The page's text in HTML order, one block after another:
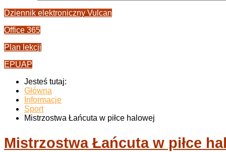
Dziennik elektroniczny Vulcan
Office 365
Plan lekcji
EPUAP
Jesteś tutaj:
Główna
Informacje
Sport
Mistrzostwa Łańcuta w piłce halowej
Mistrzostwa Łańcuta w piłce